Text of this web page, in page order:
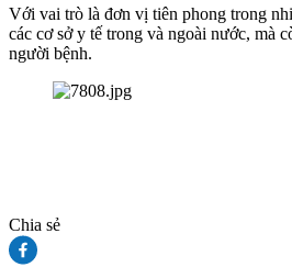
Với vai trò là đơn vị tiên phong trong
các cơ sở y tế trong và ngoài nước, mà
người bệnh.
Chia sẻ